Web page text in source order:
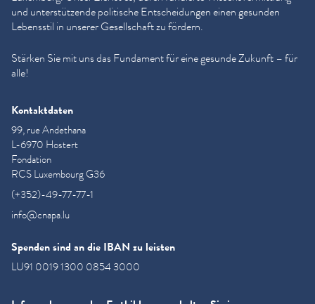
und unter­stützende politische Entschei­dun­gen einen gesunden
Lebensstil in unserer Gesellschaft zu fördern.
Stärken Sie mit uns das Fundament für eine gesunde Zukunft – für
alle!
Kontaktdaten
99, rue Andethana
L-6970 Hostert
Fondation
RCS Luxembourg G36
(+352)-49-77-77-1
info@cnapa.lu
Spenden sind an die IBAN zu leisten
LU91 0019 1300 0854 3000